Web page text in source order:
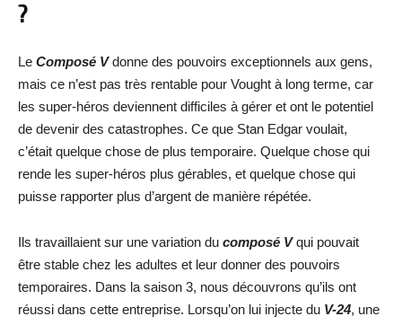
?
Le Composé Vdonne des pouvoirs exceptionnels aux gens,
mais ce n’est pas très rentable pour Vought à long terme, car
les super-héros deviennent difficiles à gérer et ont le potentiel
de devenir des catastrophes. Ce que Stan Edgar voulait,
c’était quelque chose de plus temporaire. Quelque chose qui
rende les super-héros plus gérables, et quelque chose qui
puisse rapporter plus d’argent de manière répétée.
Ils travaillaient sur une variation du composé Vqui pouvait
être stable chez les adultes et leur donner des pouvoirs
temporaires. Dans la saison 3, nous découvrons qu’ils ont
réussi dans cette entreprise. Lorsqu’on lui injecte du V-24, une